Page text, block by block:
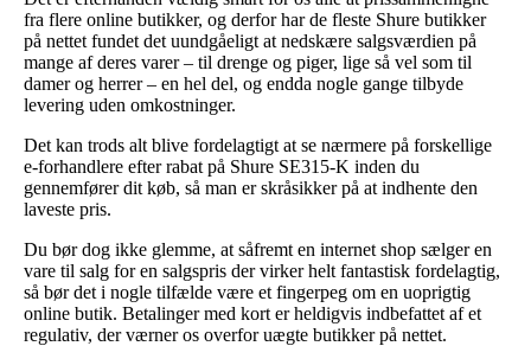
fra flere online butikker, og derfor har de fleste Shure butikker
på nettet fundet det uundgåeligt at nedskære salgsværdien på
mange af deres varer – til drenge og piger, lige så vel som til
damer og herrer – en hel del, og endda nogle gange tilbyde
levering uden omkostninger.
Det kan trods alt blive fordelagtigt at se nærmere på forskellige
e-forhandlere efter rabat på Shure SE315-K inden du
gennemfører dit køb, så man er skråsikker på at indhente den
laveste pris.
Du bør dog ikke glemme, at såfremt en internet shop sælger en
vare til salg for en salgspris der virker helt fantastisk fordelagtig,
så bør det i nogle tilfælde være et fingerpeg om en uoprigtig
online butik. Betalinger med kort er heldigvis indbefattet af et
regulativ, der værner os overfor uægte butikker på nettet.